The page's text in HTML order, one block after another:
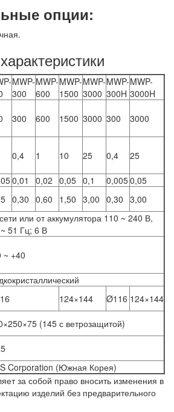
опции:
MWP-
300
MWP-
600
MWP-
1500
MWP-
3000
MWP-
300H
MWP-
3000H
300 600 1500 3000 300 3000
0,4 1 10 25 0,4 25
0,01 0,02 0,05 0,1 0,0050,05
0,30 0,60 1,50 3,00 0,30 3,00
или от аккумулятора 110 ~ 240 В,
51 Гц; 6 В
~ +40
124×144 Ø116 124×144
(145 с ветрозащитой)
Corporation (Южная Корея)
за собой право вносить изменения в
изделий без предварительного